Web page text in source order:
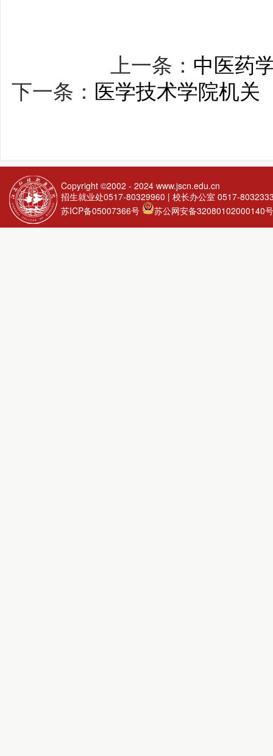
上一条： 中医药
下一条： 医学技术学院机关
Copyright ©2002 - 2024 www.jscn.edu.cn
招生就业处0517-80329960 | 校长办公室 0517-
苏ICP备05007366号
苏公网安备32080102000140号